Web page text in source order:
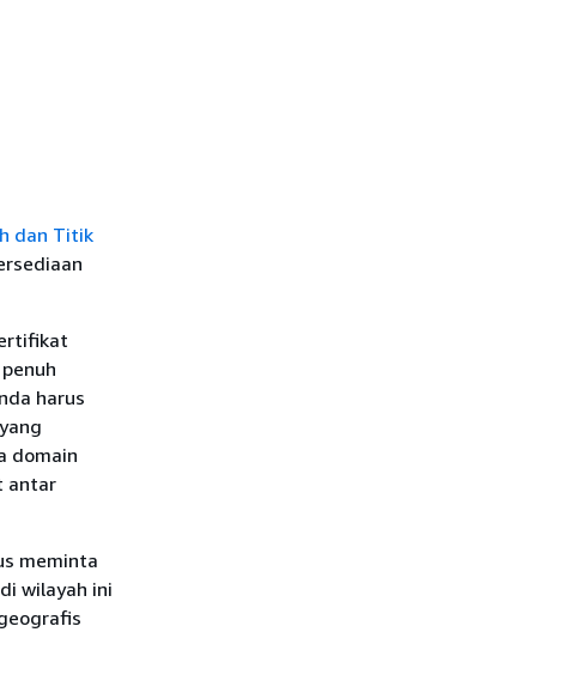
dan Titik
harus
domain
antar
meminta
wilayah ini